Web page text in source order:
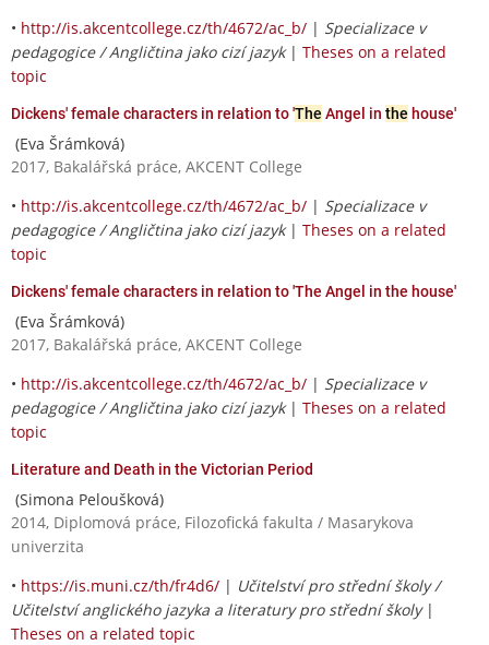
• http://is.akcentcollege.cz/th/4672/ac_b/ | Specializace v
pedagogice / Angličtina jako cizí jazyk| Theses on a related
topic
Dickens' female characters in relation to 'The Angel in the house'
(Eva Šrámková)
2017, Bakalářská práce, AKCENT College
• http://is.akcentcollege.cz/th/4672/ac_b/ | Specializace v
pedagogice / Angličtina jako cizí jazyk| Theses on a related
topic
Dickens' female characters in relation to 'The Angel in the house'
(Eva Šrámková)
2017, Bakalářská práce, AKCENT College
• http://is.akcentcollege.cz/th/4672/ac_b/ | Specializace v
pedagogice / Angličtina jako cizí jazyk| Theses on a related
topic
Literature and Death in the Victorian Period
(Simona Peloušková)
2014, Diplomová práce, Filozofická fakulta / Masarykova
univerzita
• https://is.muni.cz/th/fr4d6/ | Učitelství pro střední školy /
Učitelství anglického jazyka a literatury pro střední školy|
Theses on a related topic